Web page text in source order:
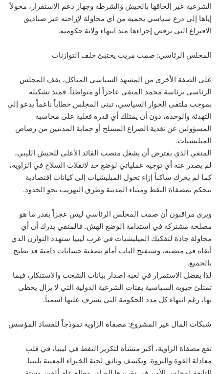
الشرعية عبر إلحاقها بالجيش والشرطة وجهاز دعم الاستقرار، محولاً
إياها إلى درع سياسي يحميه من أي محاولة لإزاحته عبر صناديق
الاقتراع التي يرفض إجراءها منذ انتهاء ولاية حكومته.
المجلس الرئاسي: صمت مريب يختبئ خلف التوازنات
على الضفة الأخرى من المشهد السياسي المتآكل، يقف المجلس
الرئاسي برئاسة محمد المنفي عاجزاً أو متواطئاً. فمنذ تشكيله
بموجب ملتقى الحوار السياسي، تبنى المجلس خطاباً ناعماً يدعو إلى
التهدئة والوحدة، دون أن يمتلك أي قدرة فعلية على محاسبة
المسؤولين عن تغذية الصراع المسلح أو حماية المدنيين من رصاص
الميليشيات.
المنفي الذي يفترض أن يشغل منصب القائد الأعلى للجيش الليبي،
لم يصدر عنه أي توجيه عملياتي لوضع حد لانفلات السلاح في الزاوية،
كما لم يحرك ساكناً إزاء تحول الميليشيات إلى كيانات اقتصادية
تتحكم بمصفاة النفط وميناء المدينة وطرق التهريب نحو الحدود.
ويرى مراقبون أن صمت المجلس الرئاسي ليس عجزاً بقدر ما هو
مصلحة مشتركة في استدامة الوضع الهش. فالمنفي يدرك أن أي
محاولة جادة لتفكيك الميليشيات في غرب ليبيا ستهدد التوازن الذي
أبقاه في منصبه، وستفتح الباب أمام تصفية حسابات دامية قد تطيح
بالجميع.
لذا يفضل الاستمرار في لعبة إصدار بيانات الشجب والاستنكار، فيما
تمتلئ جيوبه السياسية بفتات الشرعية الدولية التي لا يزال يحظى
بها، رغم انتهاء كل مدد الحكومة التي يشرف عليها اسمياً.
شبكات المال غير المشروع: مصفاة الزاوية نموذجاً للفساد المؤسس
تقع مصفاة الزاوية، أكبر منشأة لتكرير النفط في ليبيا، في قلب
معادلة القوة والثروة. وتكشف وثائق لجنة الخبراء المعنية بليبيا